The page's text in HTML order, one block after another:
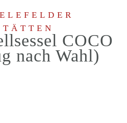
COCO
nach Wahl)